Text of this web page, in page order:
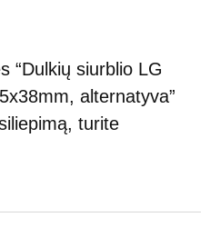
“Dulkių siurblio LG
alternatyva”
turite